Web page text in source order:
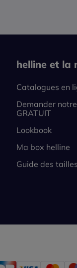
helline et la
Catalogues en
Demander
GRATUIT
Lookbook
Ma box helline
Guide des tailles